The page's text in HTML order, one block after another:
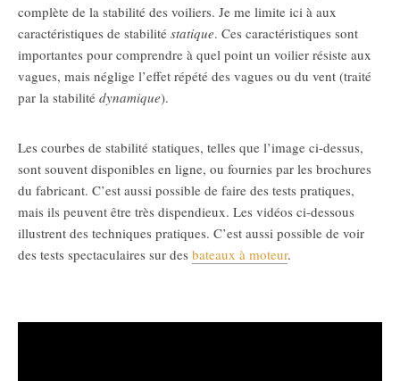
complète de la stabilité des voiliers. Je me limite ici à aux
caractéristiques de stabilité statique. Ces caractéristiques sont
importantes pour comprendre à quel point un voilier résiste aux
vagues, mais néglige l’effet répété des vagues ou du vent (traité
par la stabilité dynamique).
Les courbes de stabilité statiques, telles que l’image ci-dessus,
sont souvent disponibles en ligne, ou fournies par les brochures
du fabricant. C’est aussi possible de faire des tests pratiques,
mais ils peuvent être très dispendieux. Les vidéos ci-dessous
illustrent des techniques pratiques. C’est aussi possible de voir
des tests spectaculaires sur des bateaux à moteur.